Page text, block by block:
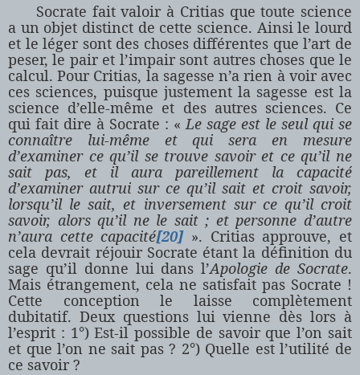
Socrate fait valoir à Critias que toute science
a un objet distinct de cette science. Ainsi le lourd
et le léger sont des choses différentes que l’art de
peser, le pair et l’impair sont autres choses que le
calcul. Pour Critias, la sagesse n’a rien à voir avec
ces sciences, puisque justement la sagesse est la
science d’elle-même et des autres sciences. Ce
qui fait dire à Socrate : « Le sage est le seul qui se
connaître lui-même et qui sera en mesure
d’examiner ce qu’il se trouve savoir et ce qu’il ne
sait pas, et il aura pareillement la capacité
d’examiner autrui sur ce qu’il sait et croit savoir,
lorsqu’il le sait, et inversement sur ce qu’il croit
savoir, alors qu’il ne le sait ; et personne d’autre
n’aura cette capacité[20]». Critias approuve, et
cela devrait réjouir Socrate étant la définition du
sage qu’il donne lui dans l’Apologie de Socrate.
Mais étrangement, cela ne satisfait pas Socrate !
Cette conception le laisse complètement
dubitatif. Deux questions lui vienne dès lors à
l’esprit : 1°) Est-il possible de savoir que l’on sait
et que l’on ne sait pas ? 2°) Quelle est l’utilité de
ce savoir ?